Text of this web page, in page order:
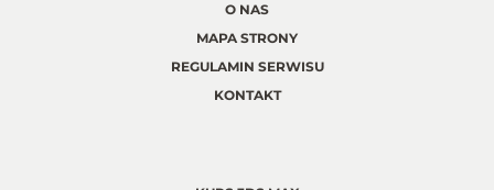
O NAS
MAPA STRONY
REGULAMIN SERWISU
KONTAKT